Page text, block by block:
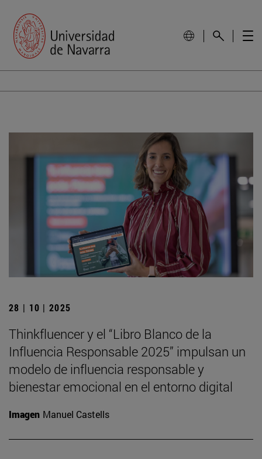
28 | 10 | 2025
Thinkfluencer y el “Libro Blanco de la
Influencia Responsable 2025” impulsan un
modelo de influencia responsable y
bienestar emocional en el entorno digital
Imagen Manuel Castells